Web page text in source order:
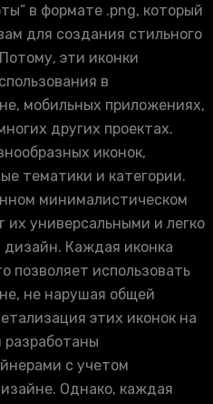
в формате .png, который
для создания стильного
эти иконки
в
мобильных приложениях,
других проектах.
иконок,
тематики и категории.
минималистическом
их универсальными и легко
Каждая иконка
позволяет использовать
не нарушая общей
этих иконок на
разработаны
с учетом
Однако, каждая